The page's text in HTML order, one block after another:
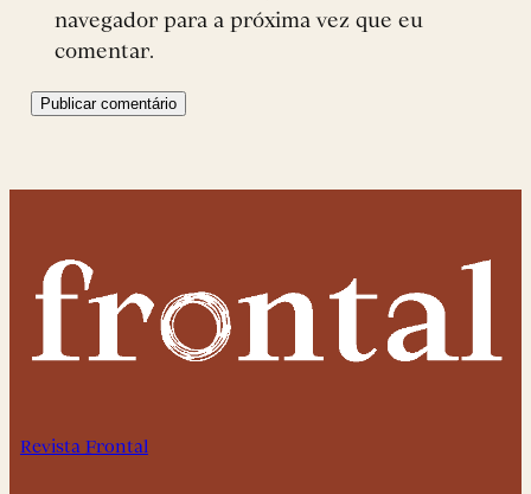
navegador para a próxima vez que eu
comentar.
Revista Frontal